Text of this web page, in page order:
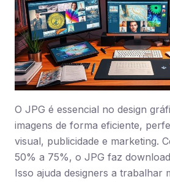
O JPG é essencial no design
imagens de forma eficiente,
visual, publicidade e marketing.
50% a 75%, o JPG faz
Isso ajuda designers a trabalhar